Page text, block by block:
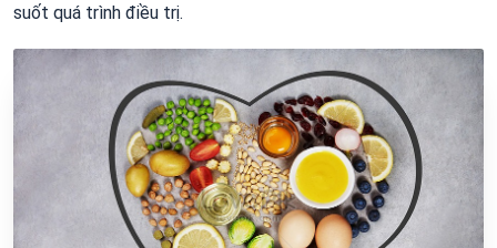
suốt quá trình điều trị.